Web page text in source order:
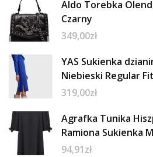
Aldo Torebka
Czarny
349,00zł
YAS Sukienka
Niebieski Regular Fit
319,00zł
Agrafka Tunika
Ramiona Sukienka
94,91zł